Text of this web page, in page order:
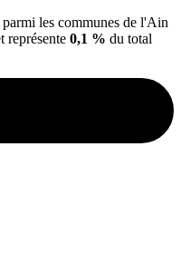
parmi les communes de l'Ain
représente 0,1 % du total